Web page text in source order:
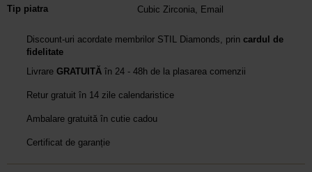
Tip piatra
Cubic Zirconia Email
Discount-uri acordate membrilor STIL Diamonds, prin cardul de
fidelitate
Livrare GRATUITĂ în 24 - 48h de la plasarea comenzii
Retur gratuit în 14 zile calendaristice
Ambalare gratuită în cutie cadou
Certificat de garanție